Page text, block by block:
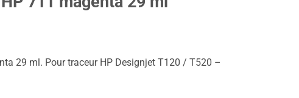
29 ml. Pour traceur HP Designjet T120 / T520 –